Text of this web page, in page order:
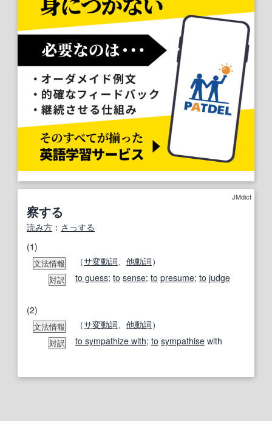
JMdict
察する
読み方 ： さっする
(1)
文法情報 （サ変動詞 他動詞）
対訳 to guess; to sense; to presume; to judge
(2)
文法情報 （サ変動詞 他動詞）
対訳 to sympathize with; to sympathise with